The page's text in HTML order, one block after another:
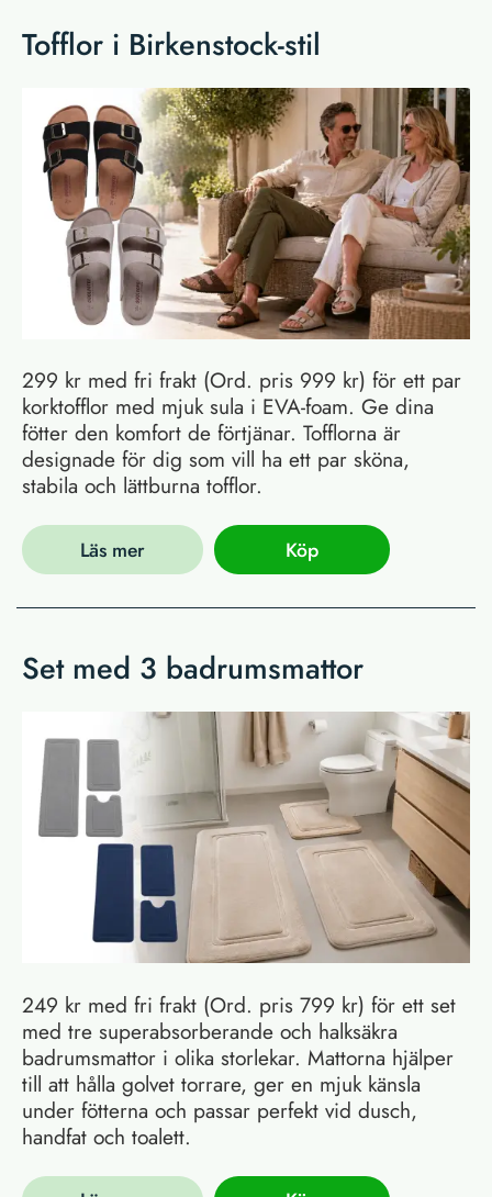
Tofflor i Birkenstock-stil
299 kr med fri frakt (Ord. pris 999 kr) för ett par
korktofflor med mjuk sula i EVA-foam. Ge dina
fötter den komfort de förtjänar. Tofflorna är
designade för dig som vill ha ett par sköna,
stabila och lättburna tofflor.
Läs mer Köp
Set med 3 badrumsmattor
249 kr med fri frakt (Ord. pris 799 kr) för ett set
med tre superabsorberande och halksäkra
badrumsmattor i olika storlekar. Mattorna hjälper
till att hålla golvet torrare, ger en mjuk känsla
under fötterna och passar perfekt vid dusch,
handfat och toalett.